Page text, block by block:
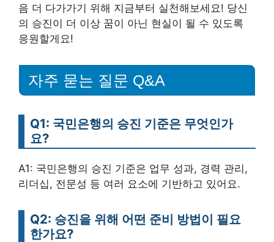
음 더 다가가기 위해 지금부터 실천해보세요! 당신
의 승진이 더 이상 꿈이 아닌 현실이 될 수 있도록
응원할게요!
자주 묻는 질문 Q&A
Q1: 국민은행의 승진 기준은 무엇인가
요?
A1: 국민은행의 승진 기준은 업무 성과, 경력 관리,
리더십, 전문성 등 여러 요소에 기반하고 있어요.
Q2: 승진을 위해 어떤 준비 방법이 필요
한가요?